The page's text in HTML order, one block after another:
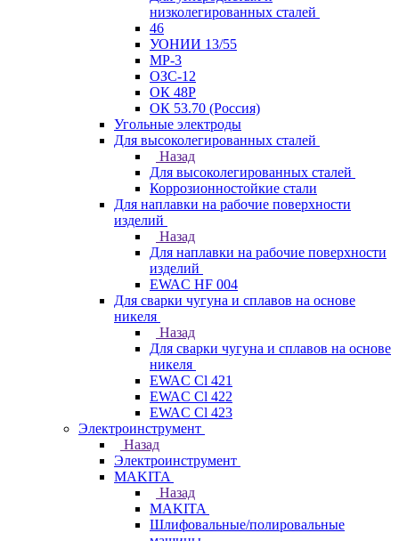
низколегированных сталей
46
УОНИИ 13/55
МР-3
ОЗС-12
ОК 48Р
ОК 53.70 (Россия)
Угольные электроды
Для высоколегированных сталей
Назад
Для высоколегированных сталей
Коррозионностойкие стали
Для наплавки на рабочие поверхности
изделий
Назад
Для наплавки на рабочие поверхности
изделий
EWAC HF 004
Для сварки чугуна и сплавов на основе
никеля
Назад
Для сварки чугуна и сплавов на основе
никеля
EWAC Cl 421
EWAC Cl 422
EWAC Cl 423
Электроинструмент
Назад
Электроинструмент
МAKITA
Назад
МAKITA
Шлифовальные/полировальные